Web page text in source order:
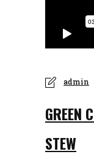
admin
GREEN
STEW